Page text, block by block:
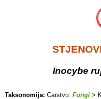
Inocybe
Taksonomija: Carstvo: Fungi >